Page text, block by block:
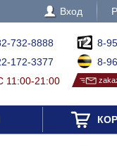
Вход
732-8888
172-3377
11:00-21:00
8-
8-